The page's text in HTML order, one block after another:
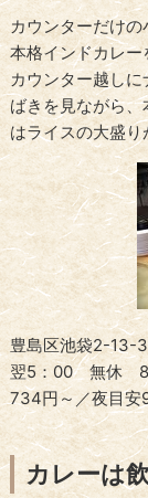
カウンターだけ
本格インドカレ
カウンター越し
ばきを見ながら
はライスの大盛
豊島区池袋2-
翌5：00 無休
734円～／夜目
カレーは